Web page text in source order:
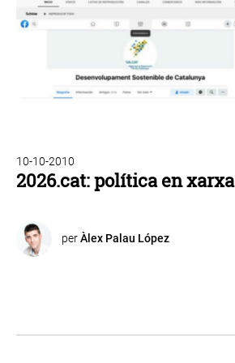
10-10-2010
2026.cat: política en xarxa
perÀlex Palau López